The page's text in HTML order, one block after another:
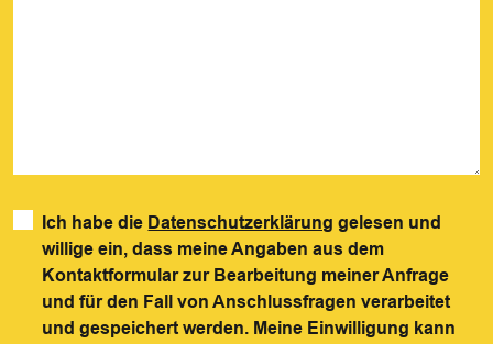
Ich habe die Datenschutzerklärung gelesen und
willige ein, dass meine Angaben aus dem
Kontaktformular zur Bearbeitung meiner Anfrage
und für den Fall von Anschlussfragen verarbeitet
und gespeichert werden. Meine Einwilligung kann